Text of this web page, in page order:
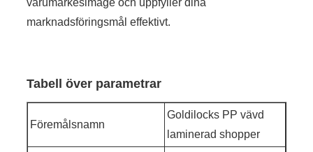
varumärkesimage och uppfyller dina
marknadsföringsmål effektivt.
Tabell över parametrar
Föremålsnamn
Goldilocks PP vävd
laminerad shopper